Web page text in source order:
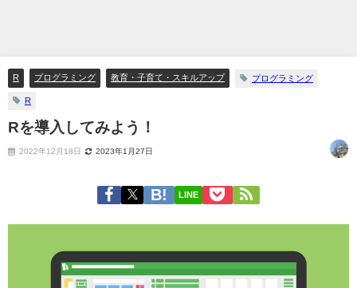
R プログラミング 教育・子育て・スキルアップ プログラミング
R
Rを導入してみよう！
2022年12月18日 2023年1月27日
LINE